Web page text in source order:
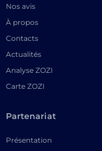
Nos avis
À propos
Contacts
Actualités
Analyse ZOZI
Carte ZOZI
Partenariat
Présentation